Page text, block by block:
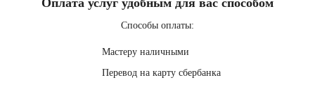
Способы оплаты:
Мастеру наличными
Перевод на карту сбербанка